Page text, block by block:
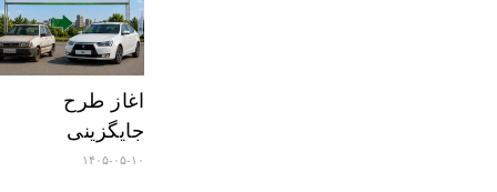
اغاز طرح
جایگزینی
۱۴۰۵-۰۵-۱۰